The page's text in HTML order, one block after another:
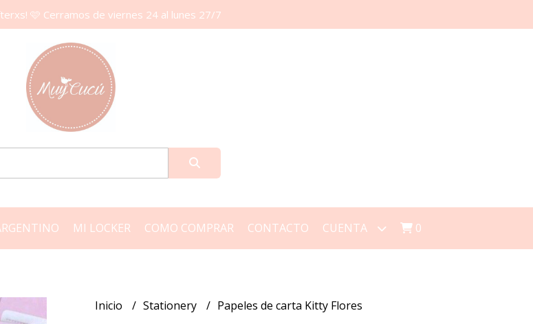
🩷 Cerramos de viernes 24 al lunes 27/7
MI LOCKER COMO COMPRAR CONTACTO CUENTA 0
Inicio Stationery Papeles de carta Kitty Flores